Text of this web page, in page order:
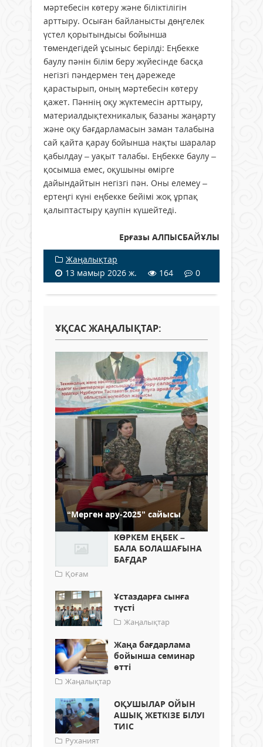
мәртебесін көтеру және біліктілігін
арттыру. Осыған байланысты дөңгелек
үстел қорытындысы бойынша
төмендегідей ұсыныс берілді: Еңбекке
баулу пәнін білім беру жүйесінде басқа
негізгі пәндермен тең дәрежеде
қарастырып, оның мәртебесін көтеру
қажет. Пәннің оқу жүктемесін арттыру,
материалдықтехникалық базаны жаңарту
және оқу бағдарламасын заман талабына
сай қайта қарау бойынша нақты шаралар
қабылдау – уақыт талабы. Еңбекке баулу –
қосымша емес, оқушыны өмірге
дайындайтын негізгі пән. Оны елемеу –
ертеңгі күні еңбекке бейімі жоқ ұрпақ
қалыптастыру қаупін күшейтеді.
Ерғазы АЛПЫСБАЙҰЛЫ
Жаңалықтар
13 мамыр 2026 ж.
164 0
ҰҚСАС ЖАҢАЛЫҚТАР:
“Мерген ару-2025” сайысы
КӨРКЕМ ЕҢБЕК –
БАЛА БОЛАШАҒЫНА
БАҒДАР
Қоғам
Ұстаздарға сынға
түсті
Жаңалықтар
Жаңа бағдарлама
бойынша семинар
өтті
Жаңалықтар
​ОҚУШЫЛАР ОЙЫН
АШЫҚ ЖЕТКІЗЕ БІЛУІ
ТИІС
Руханият